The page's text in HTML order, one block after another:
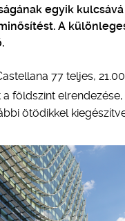
egyik
A
77 teljes,
földszint
ötödikkel